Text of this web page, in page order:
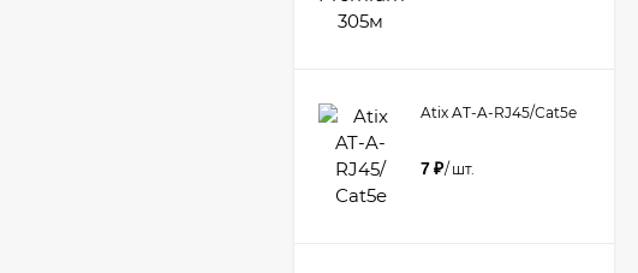
Atix AT-A-RJ45/Сat5e
7₽/ шт.